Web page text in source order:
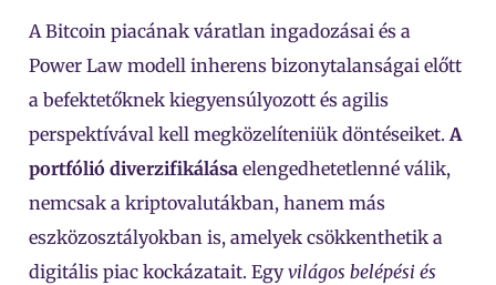
A Bitcoin piacának váratlan ingadozásai és a
Power Law modell inherens bizonytalanságai előtt
a befektetőknek kiegyensúlyozott és agilis
perspektívával kell megközelíteniük döntéseiket.A
portfólió diverzifikálása elengedhetetlenné válik,
nemcsak a kriptovalutákban, hanem más
eszközosztályokban is, amelyek csökkenthetik a
digitális piac kockázatait. Egyvilágos belépési és